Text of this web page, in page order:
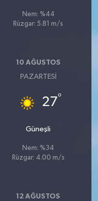
Nem: %44
Rüzgar: 5.81 m/s
10 AĞUSTOS
PAZARTESI
27°
Güneşli
Nem: %34
Rüzgar: 4.00 m/s
12 AĞUSTOS